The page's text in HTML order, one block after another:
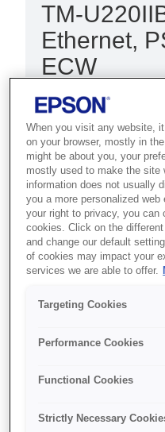
TM-
Ethernet,
ECW
Best for
that need
receipt printing.
Impact receipt
Drop-in paper load
Accepts three
When you visit any website,
on your browser, mostly in
might be about you, your
mostly used to make the
information does not usually
you a more personalized
your right to privacy, you can
cookies. Click on the
and change our default
of cookies may impact your
services we are able to offer.
Targeting Cookies
Performance Cookies
Functional Cookies
Strictly Necessary